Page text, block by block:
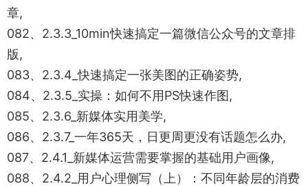
章,
082、2.3.3_10min快速搞定一篇微信公众号的文章排
版,
083、2.3.4_快速搞定一张美图的正确姿势,
084、2.3.5_实操：如何不用PS快速作图,
085、2.3.6_新媒体实用美学,
086、2.3.7_一年365天，日更周更没有话题怎么办,
087、2.4.1_新媒体运营需要掌握的基础用户画像,
088、2.4.2_用户心理侧写（上）：不同年龄层的消费